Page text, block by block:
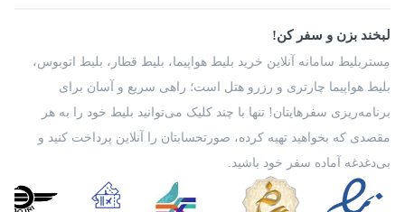
شرایط و مقررات
راهکار سازمانی
فرصت‌های شغلی
درباره ما
لبخند بزن و سفر کن!
مِستربلیط سامانه آنلاین خرید بلیط هواپیما، بلیط قطار، بلیط اتوبوس،
بلیط هواپیما چارتری و رزرو هتل است؛ راهی سریع و آسان برای
برنامه‌ریزی سفرهایتان! تنها با چند کلیک می‌توانید بلیط خود را به هر
مقصدی که بخواهید تهیه کرده، صورتحسابتان را آنلاین پرداخت کنید و
بی‌دغدغه آماده سفر خود باشید.